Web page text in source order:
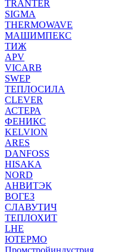
TRANTER
SIGMA
THERMOWAVE
МАШИМПЕКС
ТИЖ
APV
VICARB
SWEP
ТЕПЛОСИЛА
CLEVER
АСТЕРА
ФЕНИКС
KELVION
ARES
DANFOSS
HISAKA
NORD
АНВИТЭК
ВОГЕЗ
СЛАВУТИЧ
ТЕПЛОХИТ
LHE
ЮТЕРМО
Промстройиндустрия